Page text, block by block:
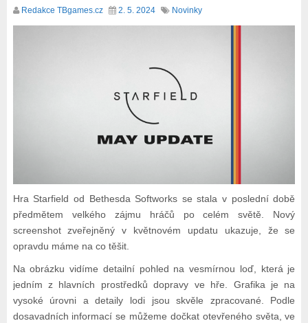
Redakce TBgames.cz 2. 5. 2024 Novinky
Hra Starfield od Bethesda Softworks se stala v poslední době
předmětem velkého zájmu hráčů po celém světě. Nový
screenshot zveřejněný v květnovém updatu ukazuje, že se
opravdu máme na co těšit.
Na obrázku vidíme detailní pohled na vesmírnou loď, která je
jedním z hlavních prostředků dopravy ve hře. Grafika je na
vysoké úrovni a detaily lodi jsou skvěle zpracované. Podle
dosavadních informací se můžeme dočkat otevřeného světa, ve